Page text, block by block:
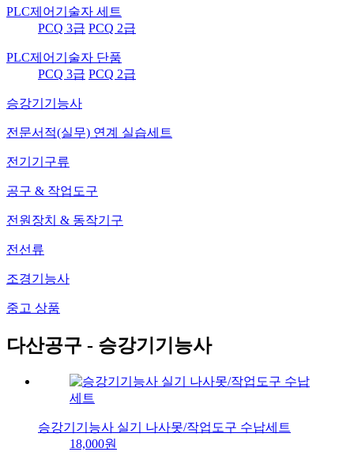
PLC제어기술자 세트
PCQ 3급 PCQ 2급
PLC제어기술자 단품
PCQ 3급 PCQ 2급
승강기기능사
전문서적(실무) 연계 실습세트
전기기구류
공구 & 작업도구
전원장치 & 동작기구
전선류
조경기능사
중고 상품
다산공구 - 승강기기능사
승강기기능사 실기 나사못/작업도구 수납세트
18,000원